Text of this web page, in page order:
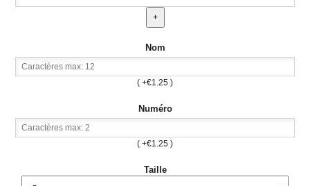
Nom
( +€1.25 )
Numéro
( +€1.25 )
Taille